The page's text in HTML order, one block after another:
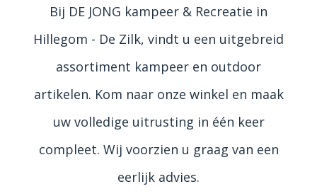
Bij DE JONG kampeer & Recreatie in
Hillegom - De Zilk, vindt u een uitgebreid
assortiment kampeer en outdoor
artikelen. Kom naar onze winkel en maak
uw volledige uitrusting in één keer
compleet. Wij voorzien u graag van een
eerlijk advies.